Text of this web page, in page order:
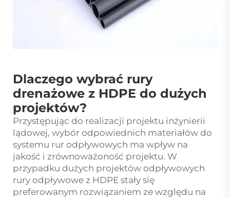
Dlaczego wybrać rury
drenażowe z HDPE do dużych
projektów?
Przystępując do realizacji projektu inżynierii
lądowej, wybór odpowiednich materiałów do
systemu rur odpływowych ma wpływ na
jakość i zrównoważoność projektu. W
przypadku dużych projektów odpływowych
rury odpływowe z HDPE stały się
preferowanym rozwiązaniem ze względu na